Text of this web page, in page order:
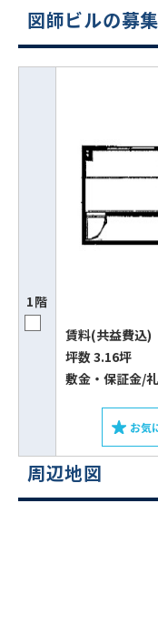
図師ビルの募
1階
賃料(共益費込)
坪数 3.16坪
敷⾦‧保証⾦/
お気
周辺地図